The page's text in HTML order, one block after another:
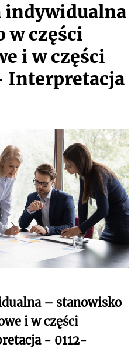
w części
i w części
Interpretacja
– stanowisko
i w części
- 0112-